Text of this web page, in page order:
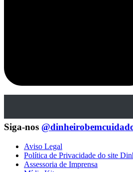
Siga-nos
Aviso Legal
Política de Privacidade do site
Assessoria de Imprensa